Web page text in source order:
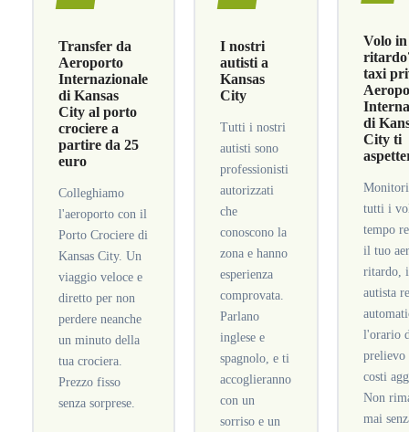
Transfer da
Aeroporto
Internazionale
di Kansas
City al porto
crociere a
partire da 25
euro
Colleghiamo
l'aeroporto con il
Porto Crociere di
Kansas City. Un
viaggio veloce e
diretto per non
perdere neanche
un minuto della
tua crociera.
Prezzo fisso
senza sorprese.
I nostri
autisti a
Kansas
City
Tutti i nostri
autisti sono
professionisti
autorizzati
che
conoscono la
zona e hanno
esperienza
comprovata.
Parlano
inglese e
spagnolo, e ti
accoglieranno
con un
sorriso e un
Volo in
taxi
di
City ti
tutti i
tempo
il tuo
ritardo,
autista
l'orario
prelievo
costi
Non
mai